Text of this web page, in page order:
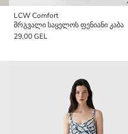
LCW Comfort
მრგვალი საყელოს ფენიანი კაბა
29,00 GEL